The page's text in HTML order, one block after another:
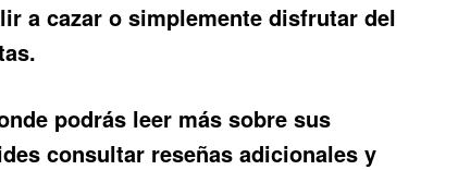
a cazar o simplemente disfrutar del
podrás leer más sobre sus
consultar reseñas adicionales y